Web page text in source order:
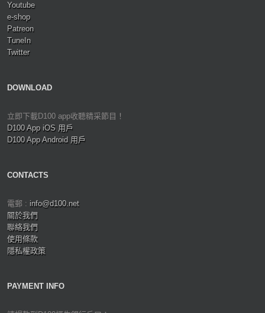
Youtube
e-shop
Patreon
TuneIn
Twitter
DOWNLOAD
立即下載D100 app收聽精采節目！
D100 App iOS 用戶
D100 App Android 用戶
CONTACTS
電郵 : info@d100.net
關於我們
聯絡我們
使用條款
隱私權政策
PAYMENT INFO